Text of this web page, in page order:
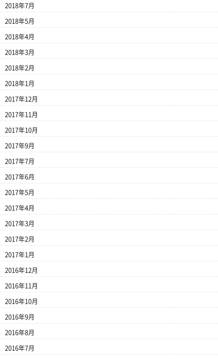
2018年7月
2018年5月
2018年4月
2018年3月
2018年2月
2018年1月
2017年12月
2017年11月
2017年10月
2017年9月
2017年7月
2017年6月
2017年5月
2017年4月
2017年3月
2017年2月
2017年1月
2016年12月
2016年11月
2016年10月
2016年9月
2016年8月
2016年7月